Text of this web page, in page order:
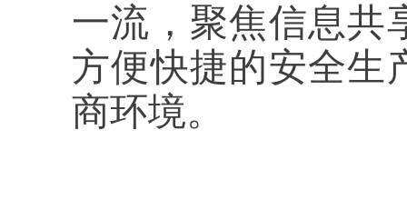
一流，聚焦信息共
方便快捷的安全生
商环境。